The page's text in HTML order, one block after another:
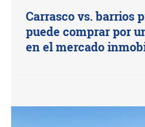
Carrasco vs. barrios
puede comprar por
en el mercado